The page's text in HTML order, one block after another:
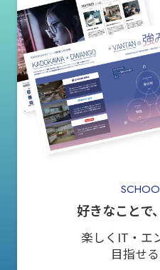
好きなことで
楽しくIT・エ
目指せる